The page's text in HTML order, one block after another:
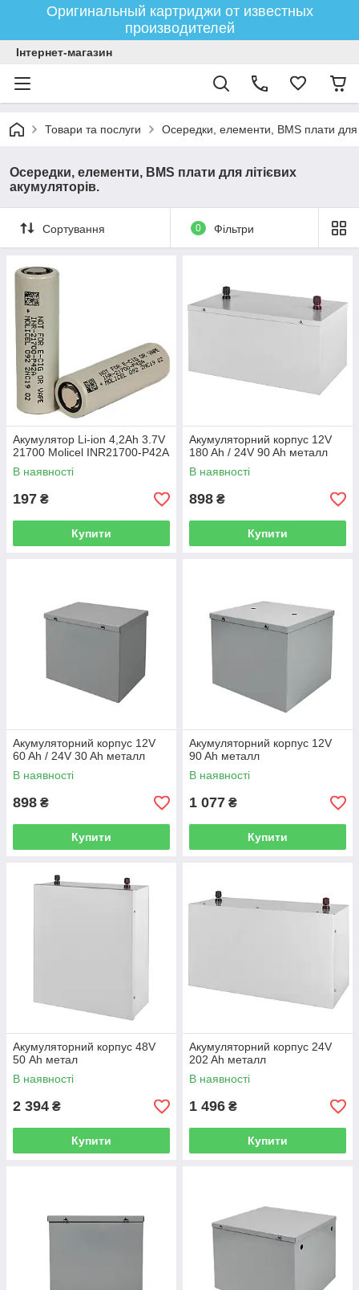
Оригинальный картриджи от известных
производителей
Інтернет-магазин
Товари та послуги Осередки, елементи, BMS плати для
Осередки, елементи, BMS плати для літієвих
акумуляторів.
Сортування 0 Фільтри
Акумулятор Li-ion 4,2Ah 3.7V
21700 Molicel INR21700-P42A
В наявності
197 ₴
Купити
Акумуляторний корпус 12V
180 Ah / 24V 90 Ah металл
В наявності
898 ₴
Купити
Акумуляторний корпус 12V
60 Ah / 24V 30 Ah металл
В наявності
898 ₴
Купити
Акумуляторний корпус 12V
90 Ah металл
В наявності
1 077 ₴
Купити
Акумуляторний корпус 48V
50 Аh метал
В наявності
2 394 ₴
Купити
Акумуляторний корпус 24V
202 Ah металл
В наявності
1 496 ₴
Купити